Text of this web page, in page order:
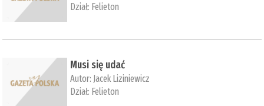
Dział: Felieton
Musi się udać
Autor: Jacek Liziniewicz
Dział: Felieton